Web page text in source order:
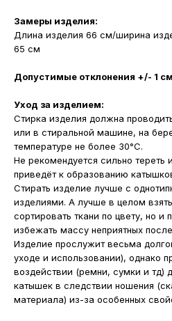
Замеры изделия:
Длина изделия 66 см/ширина
65 см
Допустимые отклонения +/- 1 см
Уход за изделием:
Стирка изделия должна
или в стиральной машине, на
температуре не более 30°С.
Не рекомендуется сильно
приведёт к образованию
Стирать изделие лучше с
изделиями. А лучше в целом
сортировать ткани по цвету, но и
избежать массу неприятных
Изделие прослужит весьма
уходе и использовании), однако
воздействии (ремни, сумки и тд)
катышек в следствии ношения
материала) из-за особенных